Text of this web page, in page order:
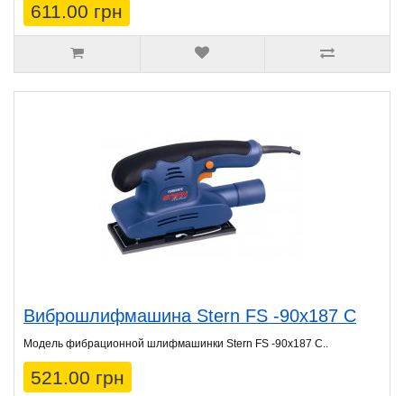
611.00 грн
Виброшлифмашина Stern FS -90x187 C
Модель фибрационной шлифмашинки Stern FS -90x187 C..
521.00 грн